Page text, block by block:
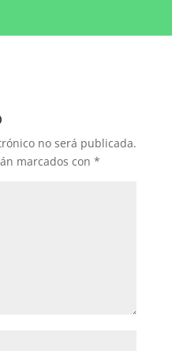
no será publicada.
marcados con *